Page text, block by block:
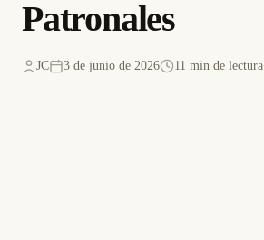
Patronales
JC 3 de junio de 2026 11 min de lectura